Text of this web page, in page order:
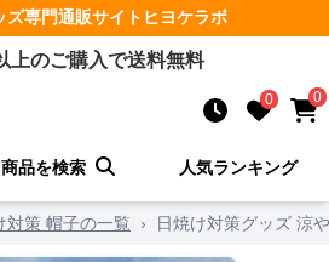
ズ専門通販サイト ヒヨケラボ
上のご購入で送料無料
0 0
商品を検索 人気ランキング
対策 帽子の一覧 › 日焼け対策グッズ 涼